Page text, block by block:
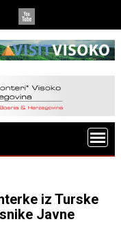
iz Turske
Javne